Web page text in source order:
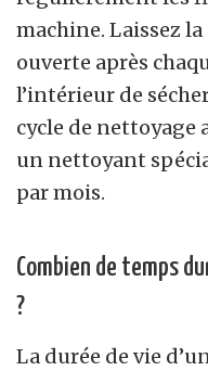
machine. Laissez
ouverte après
l’intérieur de
cycle de nettoyage
un nettoyant
par mois.
Combien de temps
?
La durée de vie